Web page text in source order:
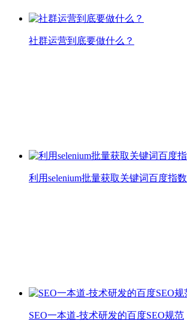
社群运营到底要做什么？
利用selenium批量获取关键词百度指数
SEO一本道-技术研发的百度SEO规范